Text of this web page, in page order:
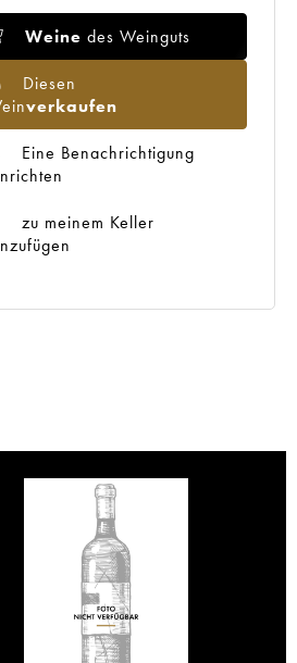
Weine des Weinguts
Diesen
verkaufen
Eine Benachrichtigung
zu meinem Keller